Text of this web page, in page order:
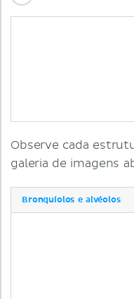
Observe cada
galeria de imagens
Bronquíolos e alvéolos